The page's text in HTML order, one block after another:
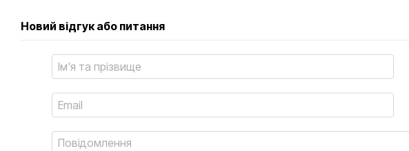
Новий відгук або питання